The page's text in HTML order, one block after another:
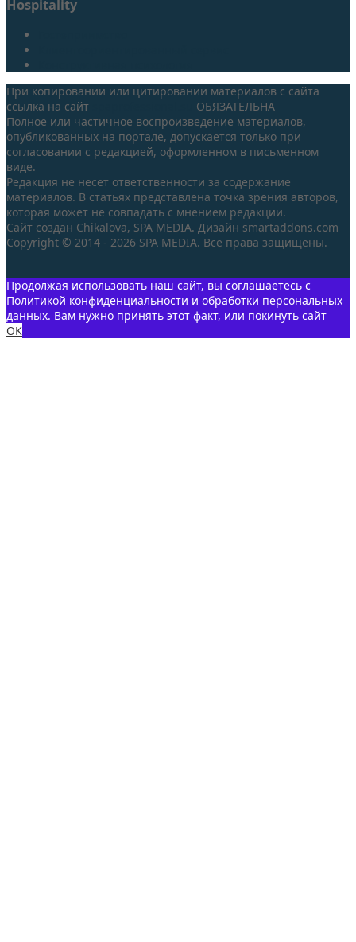
Hospitality
При копировании или цитировании материалов с сайта
ссылка на сайт
ОБЯЗАТЕЛЬНА
Полное или частичное воспроизведение материалов,
опубликованных на портале, допускается только при
согласовании с редакцией, оформленном в письменном
виде.
Редакция не несет ответственности за содержание
материалов. В статьях представлена точка зрения авторов,
которая может не совпадать с мнением редакции.
Сайт создан Chikalova, SPA MEDIA. Дизайн smartaddons.com
Copyright © 2014 - 2026 SPA MEDIA. Все права защищены.
Продолжая использовать наш сайт, вы соглашаетесь с
Политикой конфиденциальности и обработки персональных
данных. Вам нужно принять этот факт, или покинуть сайт
OK